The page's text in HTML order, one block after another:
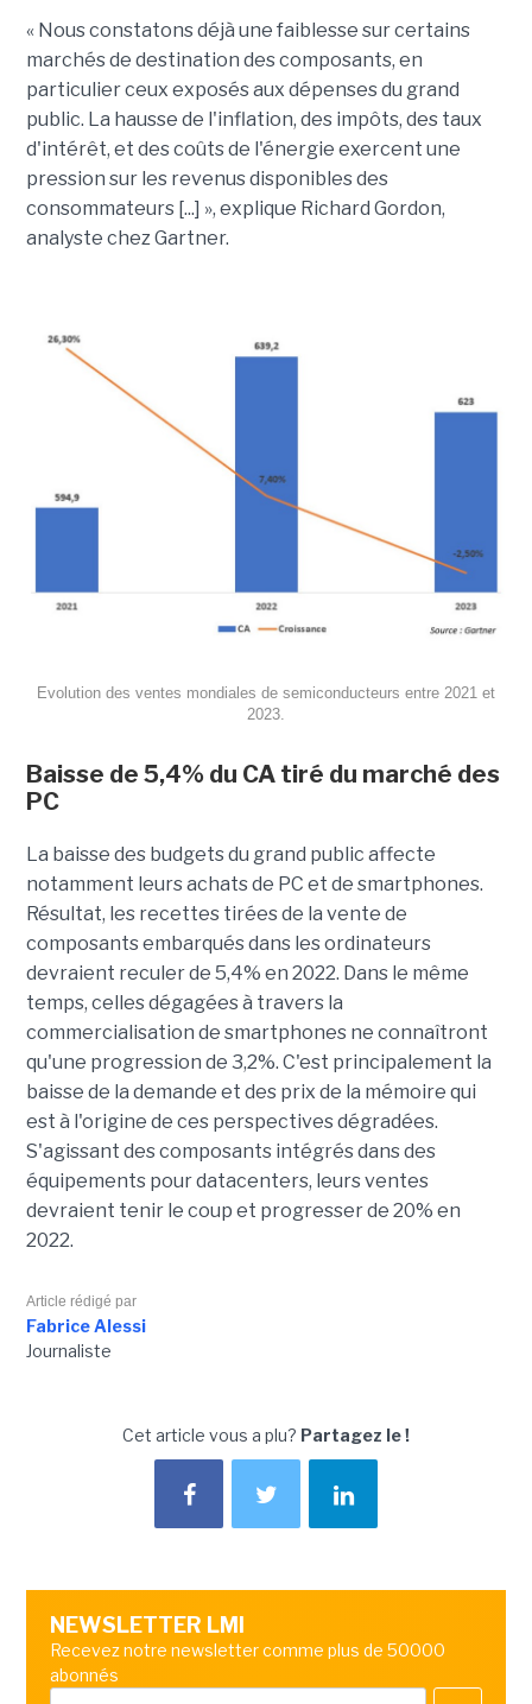
« Nous constatons déjà une faiblesse sur certains
marchés de destination des composants, en
particulier ceux exposés aux dépenses du grand
public. La hausse de l'inflation, des impôts, des taux
d'intérêt, et des coûts de l'énergie exercent une
pression sur les revenus disponibles des
consommateurs [...] », explique Richard Gordon,
analyste chez Gartner.
Evolution des ventes mondiales de semiconducteurs entre 2021 et
2023.
Baisse de 5,4% du CA tiré du marché des
PC
La baisse des budgets du grand public affecte
notamment leurs achats de PC et de smartphones.
Résultat, les recettes tirées de la vente de
composants embarqués dans les ordinateurs
devraient reculer de 5,4% en 2022. Dans le même
temps, celles dégagées à travers la
commercialisation de smartphones ne connaîtront
qu'une progression de 3,2%. C'est principalement la
baisse de la demande et des prix de la mémoire qui
est à l'origine de ces perspectives dégradées.
S'agissant des composants intégrés dans des
équipements pour datacenters, leurs ventes
devraient tenir le coup et progresser de 20% en
2022.
Article rédigé par
Fabrice Alessi
Journaliste
Cet article vous a plu? Partagez le !
NEWSLETTER LMI
Recevez notre newsletter comme plus de 50000
abonnés